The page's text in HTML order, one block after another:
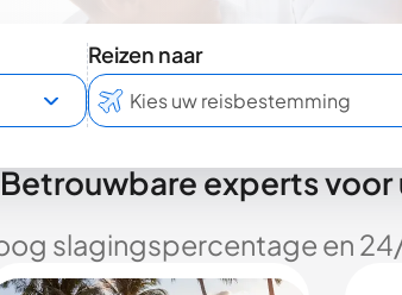
Reizen naar
Betrouwbare experts voor
slagingspercentage en